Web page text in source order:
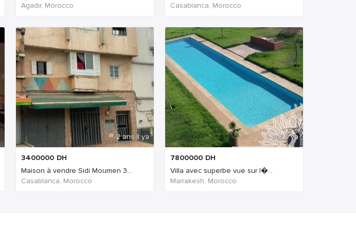
Agadir, Morocco
Casablanca, Morocco
2 ans Il ya
3400000 DH
Maison à vendre Sidi Moumen 3...
Casablanca, Morocco
2 ans Il ya
7800000 DH
Villa avec superbe vue sur l�...
Marrakesh, Morocco